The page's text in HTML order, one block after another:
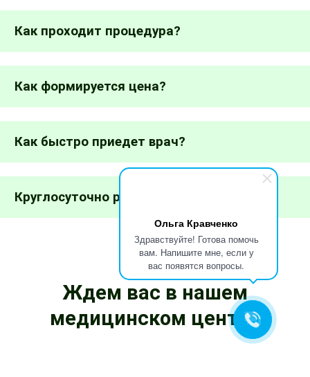
Ольга Кравченко
Здравствуйте! Готова помочь
вам. Напишите мне, если у
вас появятся вопросы.
Как проходит процедура?
Как формируется цена?
Как быстро приедет врач?
Круглосуточно работаете?
Ждем вас в нашем
медицинском центре